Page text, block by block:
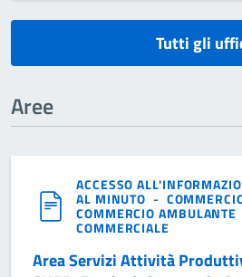
Tutti gli
Aree
ACCESSO
AL MINUTO -
COMMERCIO AMBULANTE
COMMERCIALE
Area Servizi Attività